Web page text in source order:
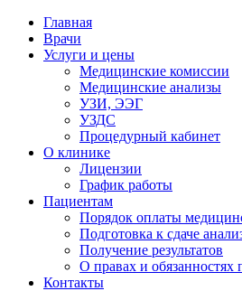
Главная
Врачи
Услуги и цены
Медицинские комиссии
Медицинские анализы
УЗИ, ЭЭГ
УЗДС
Процедурный кабинет
О клинике
Лицензии
График работы
Пациентам
Порядок оплаты
Подготовка к сдаче
Получение результатов
О правах и обязанностях
Контакты